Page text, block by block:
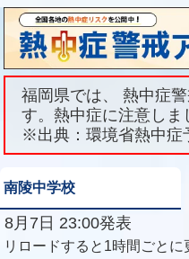
福岡県では、 熱中症
す。熱中症に注意しま
※出典：環境省熱中症
南陵中学校
8月7日 23:00発表
リロードすると1時間ごとに